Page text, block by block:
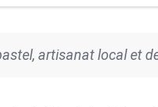
artisanat local et